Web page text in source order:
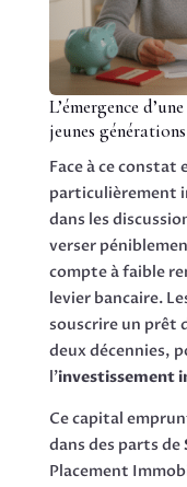
L’émergence
jeunes générations
Face à ce
particulièrement
dans les
verser
compte à faible
levier bancaire.
souscrire un prêt
deux décennies,
l’investissement
Ce capital
dans des parts de
Placement